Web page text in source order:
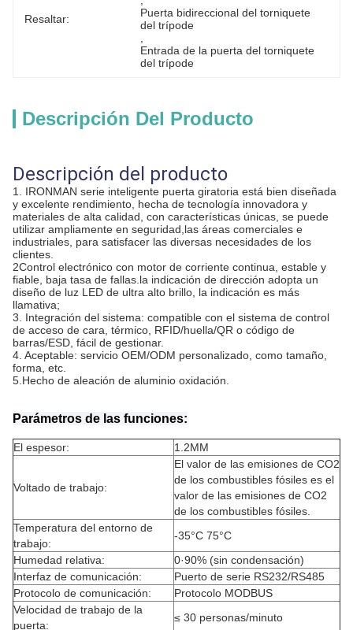
Resaltar:
Puerta bidireccional del torniquete
del trípode
Entrada de la puerta del torniquete
del trípode
Descripción Del Producto
Descripción del producto
1. IRONMAN serie inteligente puerta giratoria está bien diseñada
y excelente rendimiento, hecha de tecnología innovadora y
materiales de alta calidad, con características únicas, se puede
utilizar ampliamente en seguridad,las áreas comerciales e
industriales, para satisfacer las diversas necesidades de los
clientes.
2Control electrónico con motor de corriente continua, estable y
fiable, baja tasa de fallas.la indicación de dirección adopta un
diseño de luz LED de ultra alto brillo, la indicación es más
llamativa;
3. Integración del sistema: compatible con el sistema de control
de acceso de cara, térmico, RFID/huella/QR o código de
barras/ESD, fácil de gestionar.
4. Aceptable: servicio OEM/ODM personalizado, como tamaño,
forma, etc.
5.Hecho de aleación de aluminio oxidación.
Parámetros de las funciones:
El espesor: 1.2MM
Voltado de trabajo:
El valor de las emisiones de CO2
de los combustibles fósiles es el
valor de las emisiones de CO2
de los combustibles fósiles.
Temperatura del entorno de
trabajo:
-35°C 75°C
Humedad relativa:
0·90% (sin condensación)
Interfaz de comunicación:
Puerto de serie RS232/RS485
Protocolo de comunicación:
Protocolo MODBUS
Velocidad de trabajo de la
puerta:
≤ 30 personas/minuto